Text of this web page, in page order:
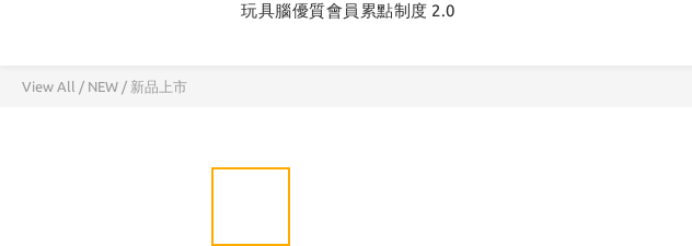
玩具腦優質會員累點制度 2.0
View All / NEW / 新品上市